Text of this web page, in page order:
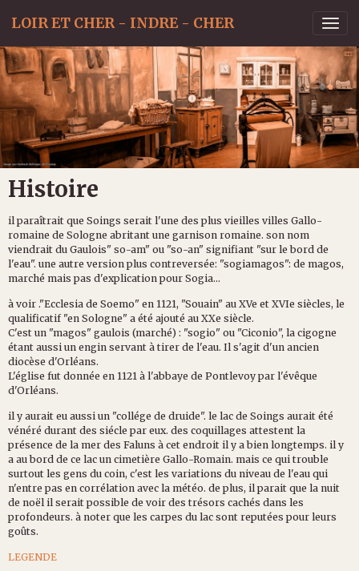
LOIR ET CHER - INDRE - CHER
Histoire
il paraîtrait que Soings serait l'une des plus vieilles villes Gallo-
romaine de Sologne abritant une garnison romaine. son nom
viendrait du Gaulois" so-am" ou "so-an" signifiant "sur le bord de
l'eau". une autre version plus contreversée: "sogiamagos": de magos,
marché mais pas d'explication pour Sogia...
à voir ."Ecclesia de Soemo" en 1121, "Souain" au XVe et XVIe siècles, le
qualificatif "en Sologne" a été ajouté au XXe siècle.
C'est un "magos" gaulois (marché) : "sogio" ou "Ciconio", la cigogne
étant aussi un engin servant à tirer de l'eau. Il s'agit d'un ancien
diocèse d'Orléans.
L'église fut donnée en 1121 à l'abbaye de Pontlevoy par l'évêque
d'Orléans.
il y aurait eu aussi un "collége de druide". le lac de Soings aurait été
vénéré durant des siécle par eux. des coquillages attestent la
présence de la mer des Faluns à cet endroit il y a bien longtemps. il y
a au bord de ce lac un cimetière Gallo-Romain. mais ce qui trouble
surtout les gens du coin, c'est les variations du niveau de l'eau qui
n'entre pas en corrélation avec la météo. de plus, il parait que la nuit
de noël il serait possible de voir des trésors cachés dans les
profondeurs. à noter que les carpes du lac sont reputées pour leurs
goûts.
LEGENDE